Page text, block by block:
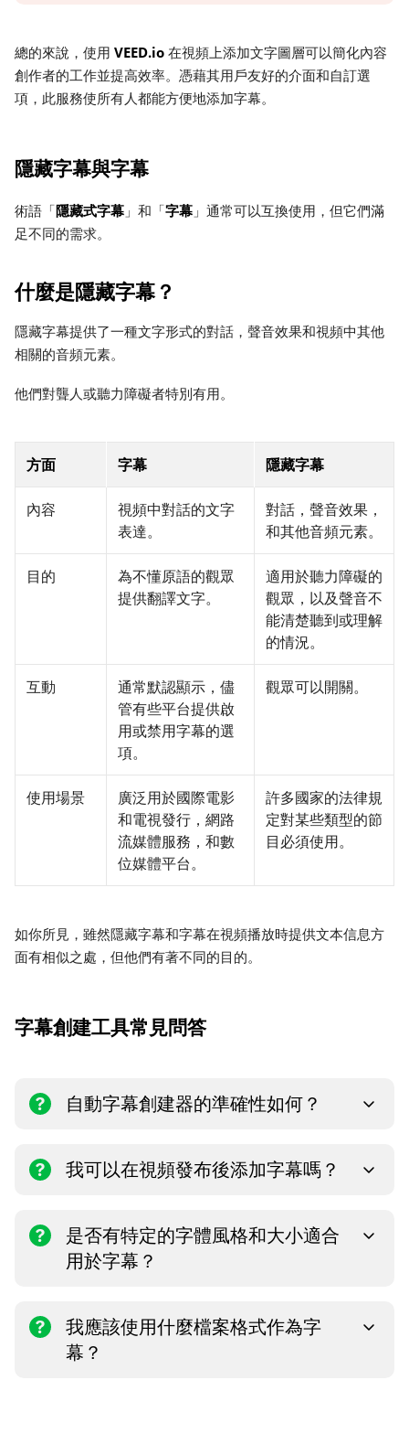
總的來說，使用 VEED.io 在視頻上添加文字圖層可以簡化內容
創作者的工作並提高效率。憑藉其用戶友好的介面和自訂選
項，此服務使所有人都能方便地添加字幕。
隱藏字幕與字幕
術語「隱藏式字幕 」和「字幕 」通常可以互換使用，但它們滿
足不同的需求。
什麼是隱藏字幕？
隱藏字幕提供了一種文字形式的對話，聲音效果和視頻中其他
相關的音頻元素。
他們對聾人或聽力障礙者特別有用。
方面 字幕 隱藏字幕
內容
視頻中對話的文字
表達。
對話，聲音效果，
和其他音頻元素。
目的
為不懂原語的觀眾
提供翻譯文字。
適用於聽力障礙的
觀眾，以及聲音不
能清楚聽到或理解
的情況。
互動
通常默認顯示，儘
管有些平台提供啟
用或禁用字幕的選
項。
觀眾可以開關。
使用場景
廣泛用於國際電影
和電視發行，網路
流媒體服務，和數
位媒體平台。
許多國家的法律規
定對某些類型的節
目必須使用。
如你所見，雖然隱藏字幕和字幕在視頻播放時提供文本信息方
面有相似之處，但他們有著不同的目的。
字幕創建工具常見問答
自動字幕創建器的準確性如何？
我可以在視頻發布後添加字幕嗎？
是否有特定的字體風格和大小適合
用於字幕？
我應該使用什麼檔案格式作為字
幕？